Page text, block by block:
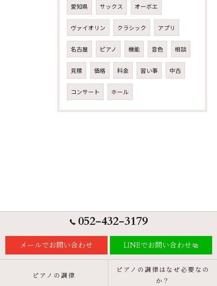
愛知県 サックス オーボエ
ヴァイオリン クラシック アプリ
名古屋 ピアノ 機能 音色 相談
見積 価格 料金 習い事 中古
コンサート ホール
052-432-3179
メールでお問い合わせ LINEでお問い合わせ
ピアノの調律
ピアノの調律はなぜ必要なの
か？